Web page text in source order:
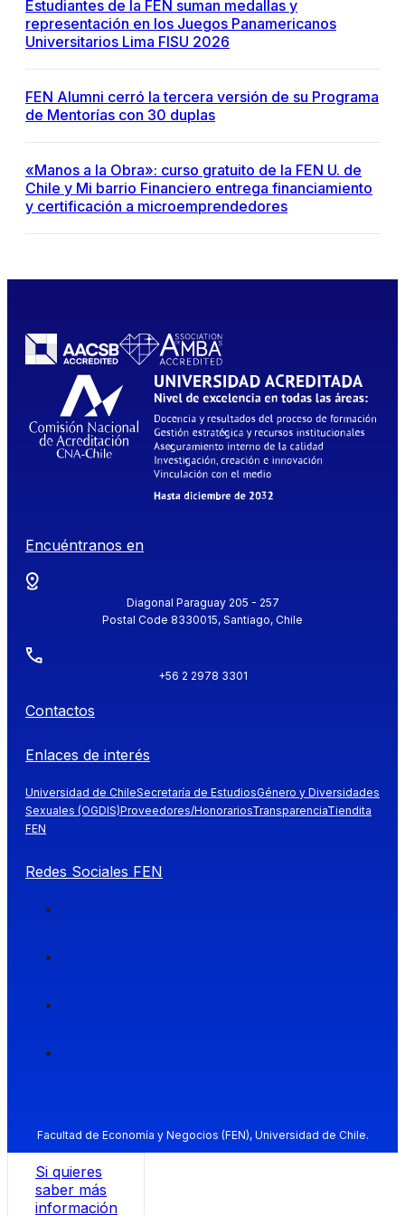
Estudiantes de la FEN suman medallas y
representación en los Juegos Panamericanos
Universitarios Lima FISU 2026
FEN Alumni cerró la tercera versión de su Programa
de Mentorías con 30 duplas
«Manos a la Obra»: curso gratuito de la FEN U. de
Chile y Mi barrio Financiero entrega financiamiento
y certificación a microemprendedores
Encuéntranos en
Diagonal Paraguay 205 - 257
Postal Code 8330015, Santiago, Chile
+56 2 2978 3301
Contactos
Enlaces de interés
Universidad de ChileSecretaría de EstudiosGénero y Diversidades
Sexuales (OGDIS)Proveedores/HonorariosTransparenciaTiendita
FEN
Redes Sociales FEN
Facultad de Economía y Negocios (FEN), Universidad de Chile.
Si quieres
saber más
información